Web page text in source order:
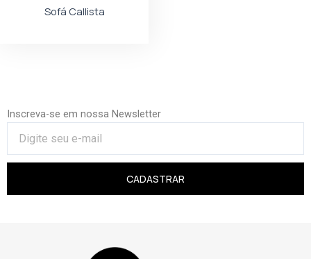
Sofá Callista
Inscreva-se em nossa Newsletter
CADASTRAR